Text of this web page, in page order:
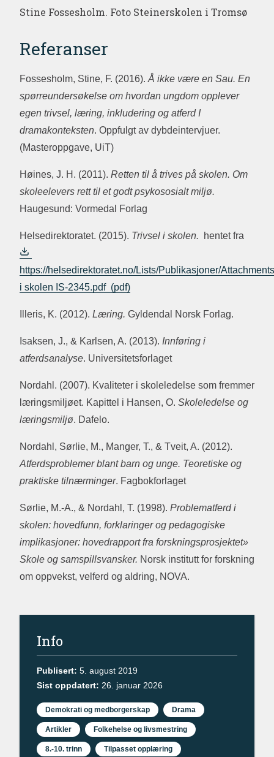
Stine Fossesholm. Foto Steinerskolen i Tromsø
Referanser
Fossesholm, Stine, F. (2016). Å ikke være en Sau. En
spørreundersøkelse om hvordan ungdom opplever
egen trivsel, læring, inkludering og atferd I
dramakonteksten. Oppfulgt av dybdeintervjuer.
(Masteroppgave, UiT)
Høines, J. H. (2011). Retten til å trives på skolen. Om
skoleelevers rett til et godt psykososialt miljø.
Haugesund: Vormedal Forlag
Helsedirektoratet. (2015). Trivsel i skolen. hentet fra
https://helsedirektoratet.no/Lists/Publikasjoner/
i skolen IS-2345.pdf
Illeris, K. (2012). Læring. Gyldendal Norsk Forlag.
Isaksen, J., & Karlsen, A. (2013). Innføring i
atferdsanalyse. Universitetsforlaget
Nordahl. (2007). Kvaliteter i skoleledelse som fremmer
læringsmiljøet. Kapittel i Hansen, O. Skoleledelse og
læringsmiljø. Dafelo.
Nordahl, Sørlie, M., Manger, T., & Tveit, A. (2012).
Atferdsproblemer blant barn og unge. Teoretiske og
praktiske tilnærminger. Fagbokforlaget
Sørlie, M.-A., & Nordahl, T. (1998). Problematferd i
skolen: hovedfunn, forklaringer og pedagogiske
implikasjoner: hovedrapport fra forskningsprosjektet»
Skole og samspillsvansker. Norsk institutt for forskning
om oppvekst, velferd og aldring, NOVA.
Info
Publisert: 5. august 2019
Sist oppdatert: 26. januar 2026
Demokrati og medborgerskap Drama
Artikler Folkehelse og livsmestring
8.-10. trinn Tilpasset opplæring